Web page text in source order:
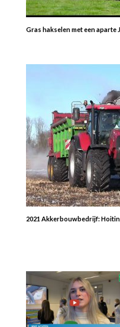
Gras hakselen met een aparte
2021 Akkerbouwbedrijf: